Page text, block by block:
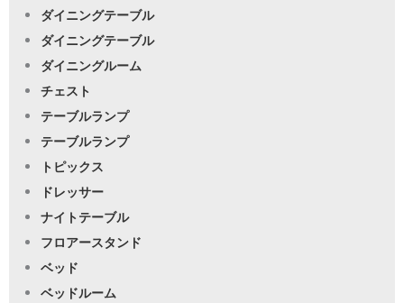
ダイニングテーブル
ダイニングテーブル
ダイニングルーム
チェスト
テーブルランプ
テーブルランプ
トピックス
ドレッサー
ナイトテーブル
フロアースタンド
ベッド
ベッドルーム